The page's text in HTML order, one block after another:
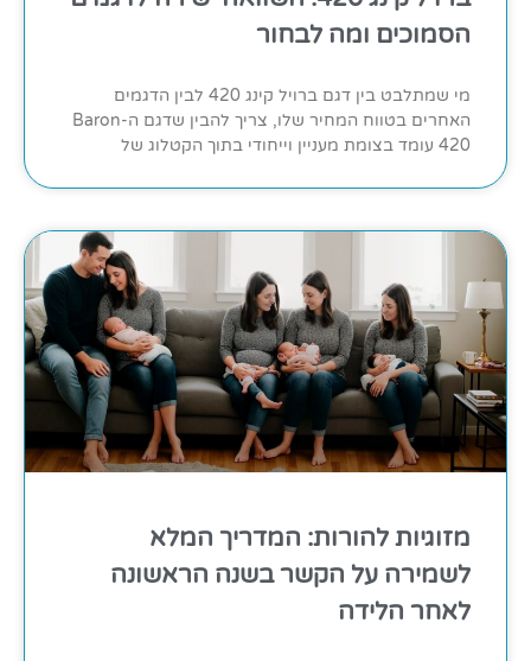
הסמוכים ומה לבחור
מי שמתלבט בין דגם ברויל קינג 420 לבין הדגמים
האחרים בטווח המחיר שלו, צריך להבין שדגם ה-Baron
420 עומד בצומת מעניין וייחודי בתוך הקטלוג של
מזוגיות להורות: המדריך המלא
לשמירה על הקשר בשנה הראשונה
לאחר הלידה